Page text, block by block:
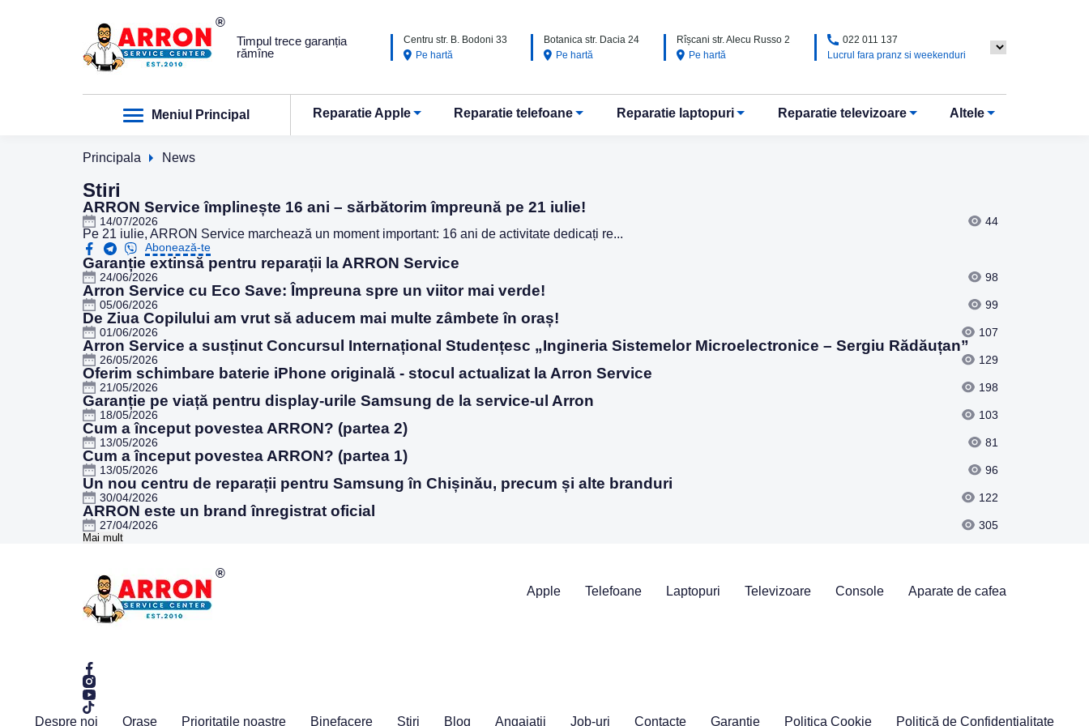
Timpul trece garanția
rămîne
Centru str. B. Bodoni 33
Pe hartă
Botanica str. Dacia 24
Pe hartă
Rîșcani str. Alecu Russo 2
Pe hartă
022 011 137
Lucrul fara pranz si weekenduri
Meniul Principal Reparatie Apple Reparatie telefoane Reparatie laptopuri Reparatie televizoare Altele
Principala News
Stiri
ARRON Service împlinește 16 ani – sărbătorim împreună pe 21 iulie!
14/07/2026 44
Pe 21 iulie, ARRON Service marchează un moment important: 16 ani de activitate dedicați re...
Abonează-te
Garanție extinsă pentru reparații la ARRON Service
24/06/2026 98
Arron Service cu Eco Save: Împreuna spre un viitor mai verde!
05/06/2026 99
De Ziua Copilului am vrut să aducem mai multe zâmbete în oraș!
01/06/2026 107
Arron Service a susținut Concursul Internațional Studențesc „Ingineria Sistemelor Microelectronice – Sergiu Rădăuțan”
26/05/2026 129
Oferim schimbare baterie iPhone originală - stocul actualizat la Arron Service
21/05/2026 198
Garanție pe viață pentru display-urile Samsung de la service-ul Arron
18/05/2026 103
Cum a început povestea ARRON? (partea 2)
13/05/2026 81
Cum a început povestea ARRON? (partea 1)
13/05/2026 96
Un nou centru de reparații pentru Samsung în Chișinău, precum și alte branduri
30/04/2026 122
ARRON este un brand înregistrat oficial
27/04/2026 305
Mai mult
Apple Telefoane Laptopuri Televizoare Console Aparate de cafea
Despre noi Orașe Prioritatile noastre Binefacere Stiri Blog Angajații Job-uri Contacte Garanție Politica Cookie Politică de Confidențialitate